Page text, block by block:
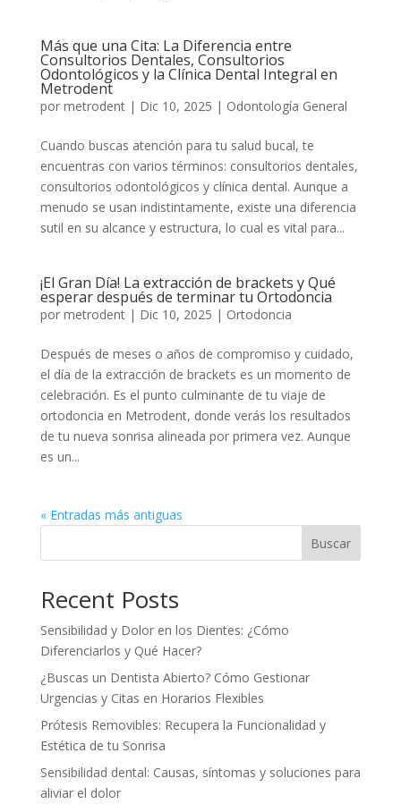
Más que una Cita: La Diferencia entre
Consultorios Dentales, Consultorios
Odontológicos y la Clínica Dental Integral en
Metrodent
por metrodent| Dic 10, 2025 | Odontología General
Cuando buscas atención para tu salud bucal, te
encuentras con varios términos: consultorios dentales,
consultorios odontológicos y clínica dental. Aunque a
menudo se usan indistintamente, existe una diferencia
sutil en su alcance y estructura, lo cual es vital para...
¡El Gran Día! La extracción de brackets y Qué
esperar después de terminar tu Ortodoncia
por metrodent| Dic 10, 2025 | Ortodoncia
Después de meses o años de compromiso y cuidado,
el día de la extracción de brackets es un momento de
celebración. Es el punto culminante de tu viaje de
ortodoncia en Metrodent, donde verás los resultados
de tu nueva sonrisa alineada por primera vez. Aunque
es un...
« Entradas más antiguas
Buscar
Recent Posts
Sensibilidad y Dolor en los Dientes: ¿Cómo
Diferenciarlos y Qué Hacer?
¿Buscas un Dentista Abierto? Cómo Gestionar
Urgencias y Citas en Horarios Flexibles
Prótesis Removibles: Recupera la Funcionalidad y
Estética de tu Sonrisa
Sensibilidad dental: Causas, síntomas y soluciones para
aliviar el dolor